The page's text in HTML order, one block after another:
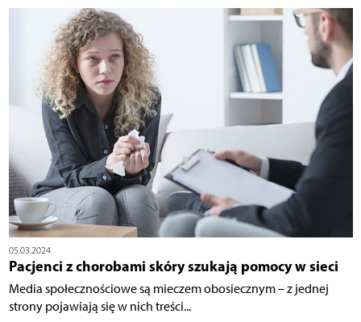
05.03.2024
Pacjenci z chorobami skóry szukają pomocy w sieci
Media społecznościowe są mieczem obosiecznym – z jednej
strony pojawiają się w nich treści...